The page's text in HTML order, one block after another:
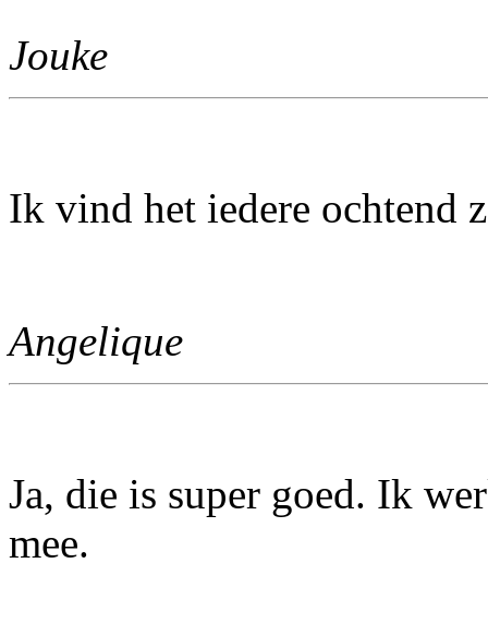
Jouke
Ik vind het iedere ochtend
Angelique
Ja, die is super goed. Ik
mee.